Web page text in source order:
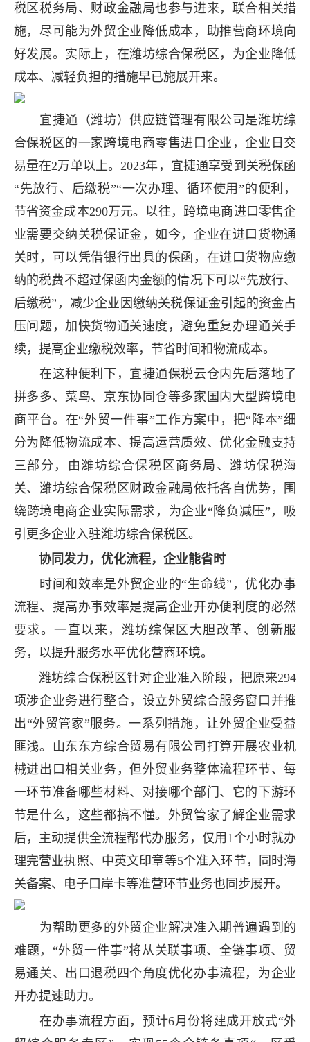
税区税务局、财政金融局也参与进来，联合相关措
施，尽可能为外贸企业降低成本，助推营商环境向
好发展。实际上，在潍坊综合保税区，为企业降低
成本、减轻负担的措施早已施展开来。
宜捷通（潍坊）供应链管理有限公司是潍坊综
合保税区的一家跨境电商零售进口企业，企业日交
易量在2万单以上。2023年，宜捷通享受到关税保函
“先放行、后缴税”“一次办理、循环使用”的便利，
节省资金成本290万元。以往，跨境电商进口零售企
业需要交纳关税保证金，如今，企业在进口货物通
关时，可以凭借银行出具的保函，在进口货物应缴
纳的税费不超过保函内金额的情况下可以“先放行、
后缴税”，减少企业因缴纳关税保证金引起的资金占
压问题，加快货物通关速度，避免重复办理通关手
续，提高企业缴税效率，节省时间和物流成本。
在这种便利下，宜捷通保税云仓内先后落地了
拼多多、菜鸟、京东协同仓等多家国内大型跨境电
商平台。在“外贸一件事”工作方案中，把“降本”细
分为降低物流成本、提高运营质效、优化金融支持
三部分，由潍坊综合保税区商务局、潍坊保税海
关、潍坊综合保税区财政金融局依托各自优势，围
绕跨境电商企业实际需求，为企业“降负减压”，吸
引更多企业入驻潍坊综合保税区。
协同发力，优化流程，企业能省时
时间和效率是外贸企业的“生命线”，优化办事
流程、提高办事效率是提高企业开办便利度的必然
要求。一直以来，潍坊综保区大胆改革、创新服
务，以提升服务水平优化营商环境。
潍坊综合保税区针对企业准入阶段，把原来294
项涉企业务进行整合，设立外贸综合服务窗口并推
出“外贸管家”服务。一系列措施，让外贸企业受益
匪浅。山东东方综合贸易有限公司打算开展农业机
械进出口相关业务，但外贸业务整体流程环节、每
一环节准备哪些材料、对接哪个部门、它的下游环
节是什么，这些都搞不懂。外贸管家了解企业需求
后，主动提供全流程帮代办服务，仅用1个小时就办
理完营业执照、中英文印章等5个准入环节，同时海
关备案、电子口岸卡等准营环节业务也同步展开。
为帮助更多的外贸企业解决准入期普遍遇到的
难题，“外贸一件事”将从关联事项、全链事项、贸
易通关、出口退税四个角度优化办事流程，为企业
开办提速助力。
在办事流程方面，预计6月份将建成开放式“外